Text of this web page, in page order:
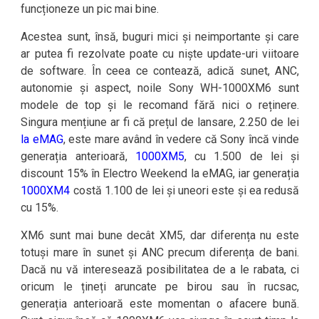
funcționeze un pic mai bine.
Acestea sunt, însă, buguri mici și neimportante și care
ar putea fi rezolvate poate cu niște update-uri viitoare
de software. În ceea ce contează, adică sunet, ANC,
autonomie și aspect, noile Sony WH-1000XM6 sunt
modele de top și le recomand fără nici o reținere.
Singura mențiune ar fi că prețul de lansare, 2.250 de lei
la eMAG, este mare având în vedere că Sony încă vinde
generația anterioară, 1000XM5, cu 1.500 de lei și
discount 15% în Electro Weekend la eMAG, iar generația
1000XM4 costă 1.100 de lei și uneori este și ea redusă
cu 15%.
XM6 sunt mai bune decât XM5, dar diferența nu este
totuși mare în sunet și ANC precum diferența de bani.
Dacă nu vă interesează posibilitatea de a le rabata, ci
oricum le țineți aruncate pe birou sau în rucsac,
generația anterioară este momentan o afacere bună.